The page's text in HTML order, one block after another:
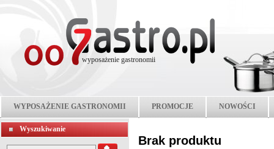
wyposażenie gastronomii
WYPOSAŻENIE GASTRONOMII PROMOCJE NOWOŚCI
Wyszukiwanie
Brak produktu